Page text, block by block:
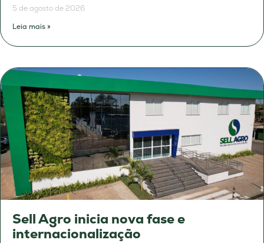
5 de agosto de 2026
Leia mais »
Sell Agro inicia nova fase e
internacionalização